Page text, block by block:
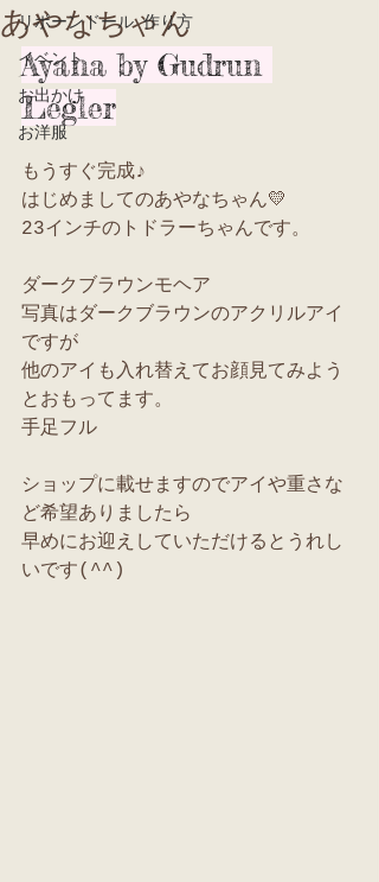
リボーンドール 作り方
イベント
お出かけ
お洋服
あやなちゃん
Ayana by Gudrun
Legler
もうすぐ完成♪
はじめましてのあやなちゃん💛
23インチのトドラーちゃんです。
ダークブラウンモヘア
写真はダークブラウンのアクリルアイ
ですが
他のアイも入れ替えてお顔見てみよう
とおもってます。
手足フル
ショップに載せますのでアイや重さな
ど希望ありましたら
早めにお迎えしていただけるとうれし
いです(^^)